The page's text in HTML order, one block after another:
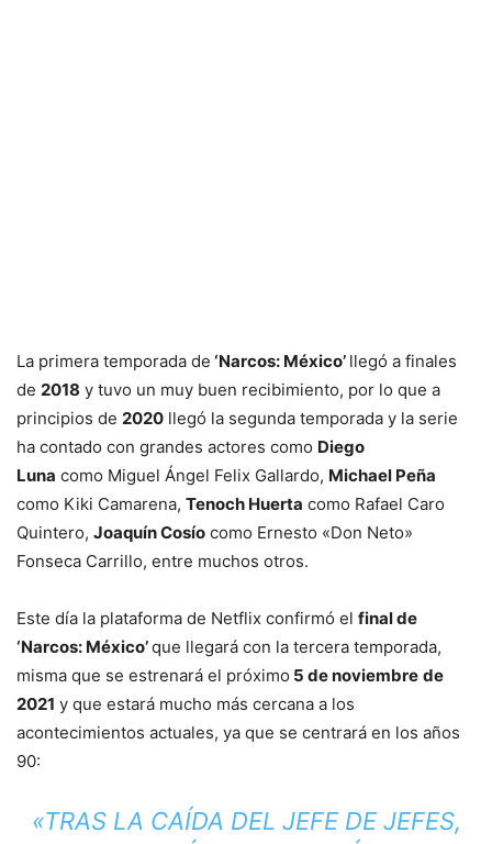
La primera temporada de ‘Narcos: México’ llegó a finales
de 2018 y tuvo un muy buen recibimiento, por lo que a
principios de 2020 llegó la segunda temporada y la serie
ha contado con grandes actores como Diego
Luna como Miguel Ángel Felix Gallardo, Michael Peña
como Kiki Camarena, Tenoch Huerta como Rafael Caro
Quintero, Joaquín Cosío como Ernesto «Don Neto»
Fonseca Carrillo, entre muchos otros.
Este día la plataforma de Netflix confirmó el final de
‘Narcos: México’que llegará con la tercera temporada,
misma que se estrenará el próximo 5 de noviembre de
2021 y que estará mucho más cercana a los
acontecimientos actuales, ya que se centrará en los años
90:
«TRAS LA CAÍDA DEL JEFE DE JEFES,